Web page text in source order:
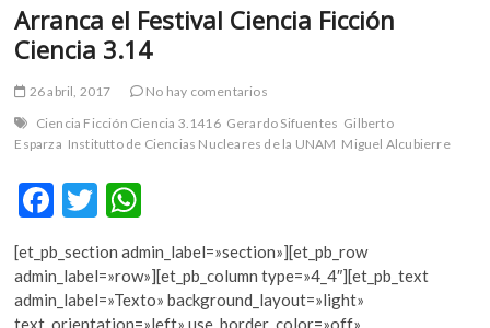
Arranca el Festival Ciencia Ficción
Ciencia 3.14
26 abril, 2017
No hay comentarios
Ciencia Ficción Ciencia 3.1416 Gerardo Sifuentes Gilberto
Esparza Institutto de Ciencias Nucleares de la UNAM Miguel Alcubierre
F
e
b
T
w
itt
er
h
at
s
[et_pb_section admin_label=»section»][et_pb_row
admin_label=»row»][et_pb_column type=»4_4″][et_pb_text
admin_label=»Texto» background_layout=»light»
text_orientation=»left» use_border_color=»off»